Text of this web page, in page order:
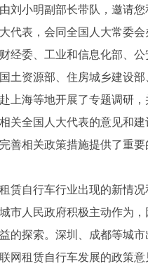
刘小明副部长带队，邀请
代表，会同全国人大常委会
经委、工业和信息化部、
土资源部、住房城乡建设部
上海等地开展了专题调研，
关全国人大代表的意见和建
善相关政策措施提供了重
赁自行车行业出现的新情况
市人民政府积极主动作为
的探索。深圳、成都等城市
网租赁自行车发展的政策意